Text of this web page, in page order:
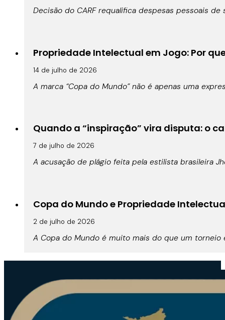
Decisão do CARF requalifica despesas pessoais
Propriedade Intelectual em Jogo: Por
14 de julho de 2026
A marca “Copa do Mundo” não é apenas uma
Quando a “inspiração” vira disputa: o
7 de julho de 2026
A acusação de plágio feita pela estilista brasileira
Copa do Mundo e Propriedade
2 de julho de 2026
A Copa do Mundo é muito mais do que um